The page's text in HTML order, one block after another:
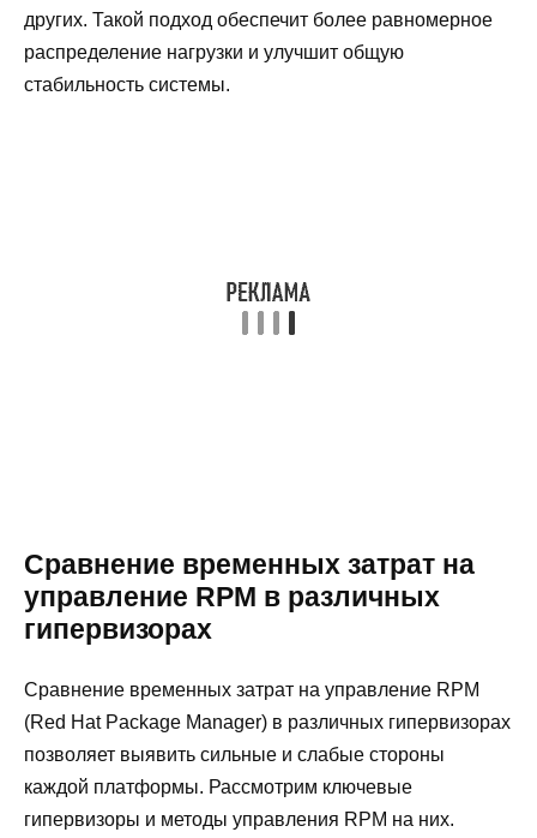
других. Такой подход обеспечит более равномерное
распределение нагрузки и улучшит общую
стабильность системы.
Сравнение временных затрат на
управление RPM в различных
гипервизорах
Сравнение временных затрат на управление RPM
(Red Hat Package Manager) в различных гипервизорах
позволяет выявить сильные и слабые стороны
каждой платформы. Рассмотрим ключевые
гипервизоры и методы управления RPM на них.